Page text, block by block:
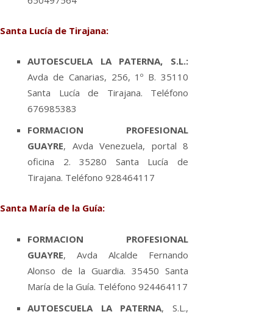
Santa Lucí­a de Tirajana:
AUTOESCUELA LA PATERNA, S.L.:
Avda de Canarias, 256, 1º B. 35110
Santa Lucí­a de Tirajana. Teléfono
676985383
FORMACION PROFESIONAL
GUAYRE, Avda Venezuela, portal 8
oficina 2. 35280 Santa Lucí­a de
Tirajana. Teléfono 928464117
Santa Marí­a de la Guí­a:
FORMACION PROFESIONAL
GUAYRE, Avda Alcalde Fernando
Alonso de la Guardia. 35450 Santa
Marí­a de la Guí­a. Teléfono 924464117
AUTOESCUELA LA PATERNA, S.L.,